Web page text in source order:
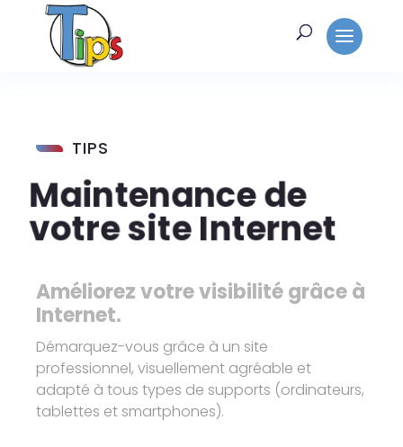
TIPS
Maintenance de
votre site Internet
Améliorez votre visibilité grâce à
Internet.
Démarquez-vous grâce à un site
professionnel, visuellement agréable et
adapté à tous types de supports (ordinateurs,
tablettes et smartphones).